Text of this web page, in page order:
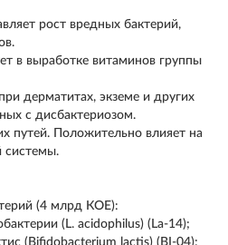
рост вредных бактерий,
в выработке витаминов группы
дерматитах, экземе и других
с дисбактериозом.
путей. Положительно влияет на
системы.
(4 млрд КОЕ):
(L. acidophilus) (La-14);
(Bifidobacterium lactis) (BI-04);